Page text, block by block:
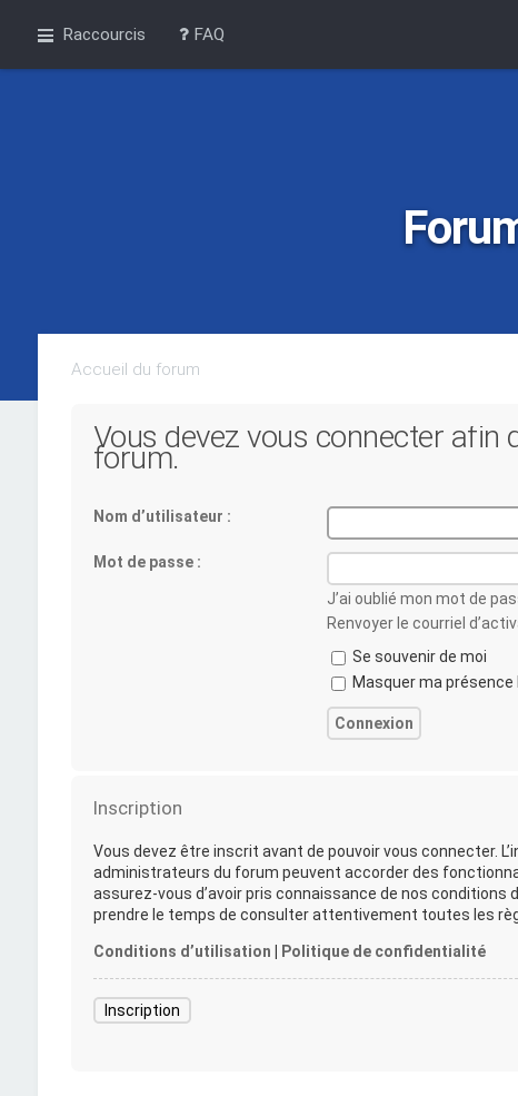
Raccourcis FAQ
Accueil du forum
Vous devez vous connecter afin
forum.
Nom d’utilisateur :
Mot de passe :
J’ai oublié mon mot de
Renvoyer le courriel
Se souvenir de moi
Masquer ma
Inscription
Vous devez être inscrit avant de pouvoir vous connecter.
administrateurs du forum peuvent accorder des
assurez-vous d’avoir pris connaissance de nos
prendre le temps de consulter attentivement toutes les
Conditions d’utilisation Politique de confidentialité
Inscription